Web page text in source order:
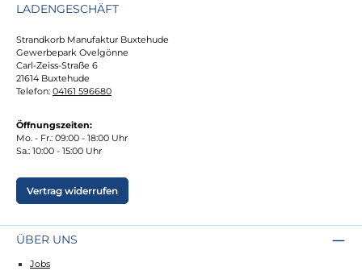
LADENGESCHÄFT
Strandkorb Manufaktur Buxtehude
Gewerbepark Ovelgönne
Carl-Zeiss-Straße 6
21614 Buxtehude
Telefon: 04161 596680
Öffnungszeiten:
Mo. - Fr.: 09:00 - 18:00 Uhr
Sa.: 10:00 - 15:00 Uhr
Vertrag widerrufen
ÜBER UNS
Jobs